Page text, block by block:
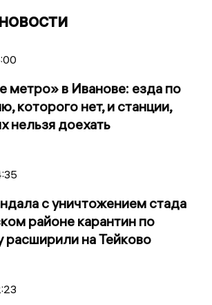
метро» в Иванове: езда по
которого нет, и станции,
нельзя доехать
с уничтожением стада
районе карантин по
расширили на Тейково